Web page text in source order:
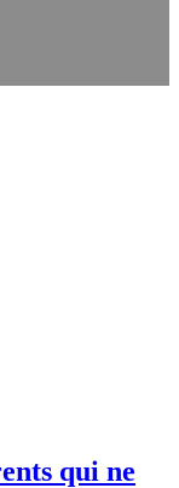
qui ne